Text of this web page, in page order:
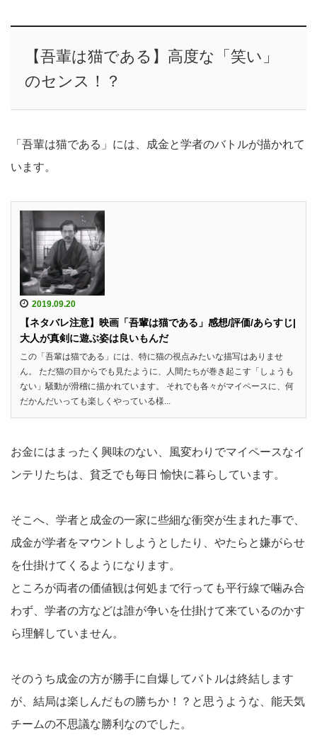
【吾輩は猫である】高度な「笑い」
のセンス！？
「吾輩は猫である」には、成金と学者のバトルが描かれて
います。
2019.09.20
【ネタバレ注意】映画「吾輩は猫である」感想/評価/あらすじ|
大人が真剣に遊ぶ姿は良いもんだ
この「吾輩は猫である」には、特に猫の視点みたいな描写はありませ
ん。 ただ猫の目からでも見たように、人間たちが巻き起こす「しょうも
ない」騒動が滑稽に描かれています。 それでも各々がマイペースに、何
だかんだいっても楽しくやっている様...
お金にはまったく興味のない、風変わりでマイペースなイ
ンテリたちは、貧乏でも毎日 愉快に暮らしています。
そこへ、学者と成金の一家に些細な衝突が生まれた事で、
成金が学者をマウントしようとしたり、やたらと嫌がらせ
を仕掛けてくるようになります。
ところが両者の価値観は何処まで行っても平行線で噛み合
わず、学者の方などは誰が争いを仕掛けて来ているのかす
ら理解していません。
そのうち成金の方が勝手に自爆してバトルは終結します
が、結局は楽しんだもの勝ちか！？と思うような、能天気
チームの不思議な勝利なのでした。